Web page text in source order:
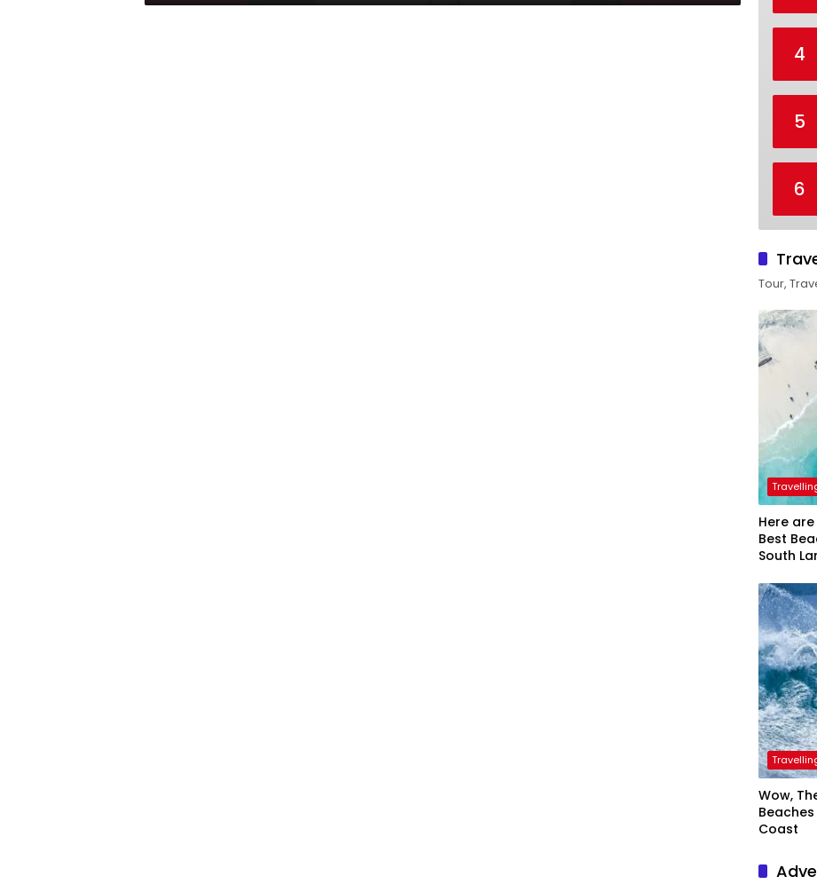
4
5
6
Tour,
Here are
Best
South
Wow,
Coast